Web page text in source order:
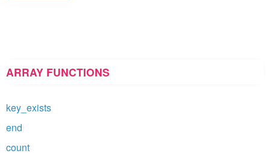
ARRAY FUNCTIONS
key_exists
end
count